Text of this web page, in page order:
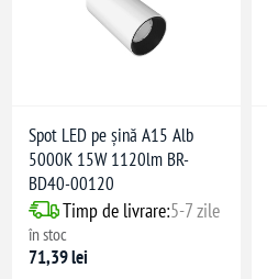
Spot LED pe șină A15 Alb
5000K 15W 1120lm BR-
BD40-00120
Timp de livrare:5-7 zile
în stoc
71,39 lei